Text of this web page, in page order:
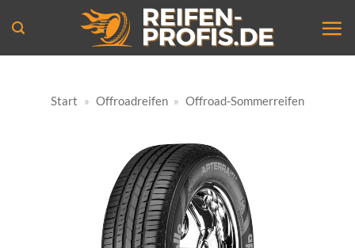
Inhalt
springen
Start » Offroadreifen » Offroad-Sommerreifen